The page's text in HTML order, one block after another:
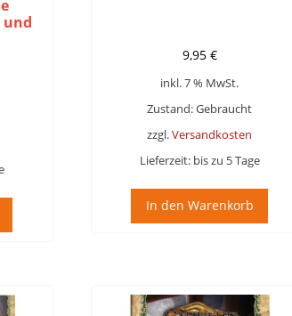
und
€.
9,95 €
inkl. 7 % MwSt.
Zustand: Gebraucht
zzgl.Versandkosten
Lieferzeit: bis zu 5 Tage
In den Warenkorb